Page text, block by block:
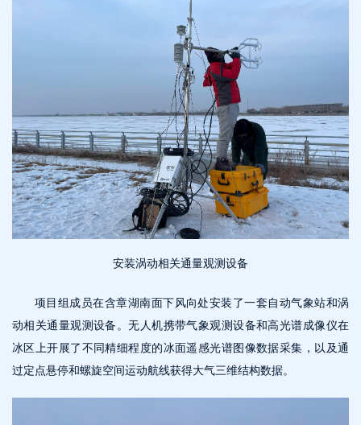
安装涡动相关通量观测设备
项目组成员在含章湖南面下风向处安装了一套自动气象站和涡
动相关通量观测设备。无人机携带气象观测设备和高光谱成像仪在
冰区上开展了不同精细程度的冰面遥感光谱图像数据采集，以及通
过定点悬停和螺旋空间运动航线获得大气三维结构数据。